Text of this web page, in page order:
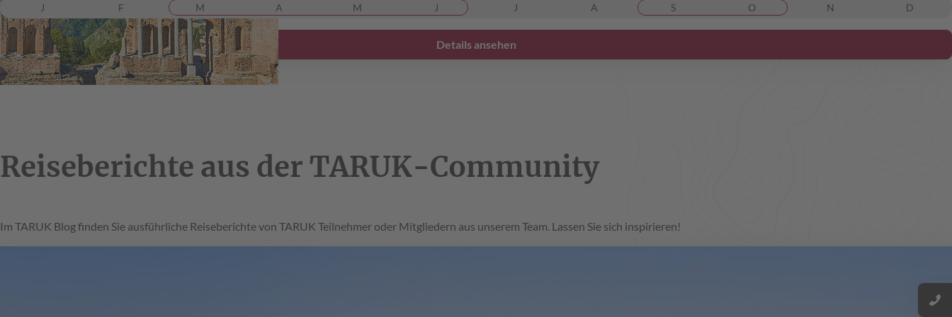
J F M A M J J A S O N D
Details ansehen
Reiseberichte aus der TARUK-Community
Im TARUK Blog finden Sie ausführliche Reiseberichte von TARUK Teilnehmer oder Mitgliedern aus unserem Team. Lassen Sie sich inspirieren!